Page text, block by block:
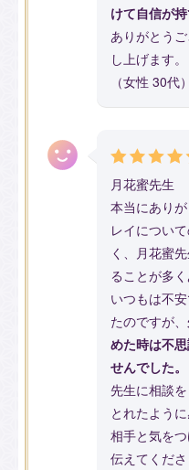
けて自信が持
ありがとう
し上げます。
（女性 30代）
月花蜜先生
本当にあり
レイについ
く、月花蜜
ることが多く
いつもは不
たのですが、
めた時は不
せんでした。
先生に相談
とれたよう
相手と気を
伝えてくだ